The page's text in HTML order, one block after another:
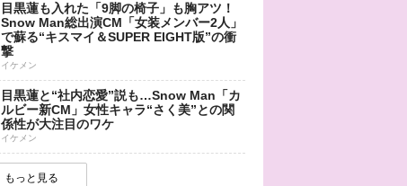
目黒蓮も入れた「9脚の椅子」も胸アツ！
Snow Man総出演CM「女装メンバー2人」
で蘇る“キスマイ＆SUPER EIGHT版”の衝
撃
イケメン
目黒蓮と“社内恋愛”説も…Snow Man「カ
ルビー新CM」女性キャラ“さく美”との関
係性が大注目のワケ
イケメン
もっと見る